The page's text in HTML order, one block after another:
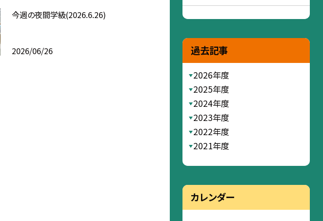
今週の夜間学級(2026.6.26)
2026/06/26 過去記事
2026年度
2025年度
2024年度
2023年度
2022年度
2021年度
カレンダー